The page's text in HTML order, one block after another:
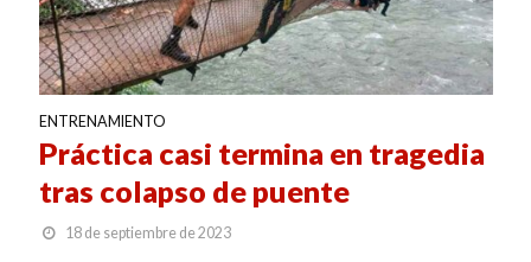
ENTRENAMIENTO
Práctica casi termina en tragedia
tras colapso de puente
18 de septiembre de 2023